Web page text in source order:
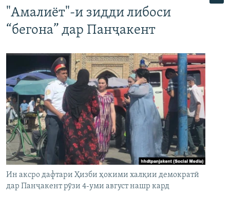
"Амалиёт"-и зидди либоси
“бегона” дар Панҷакент
Ин аксро дафтари Ҳизби ҳокими халқии демократӣ
дар Панҷакент рӯзи 4-уми август нашр кард